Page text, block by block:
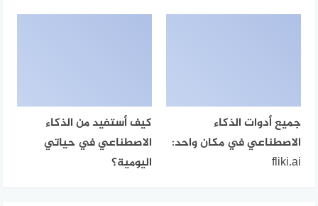
جميع أدوات الذكاء
الاصطناعي في مكان واحد:
fliki.ai
كيف أستفيد من الذكاء
الاصطناعي في حياتي
اليومية؟